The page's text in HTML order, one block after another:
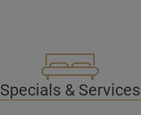
Specials & Services